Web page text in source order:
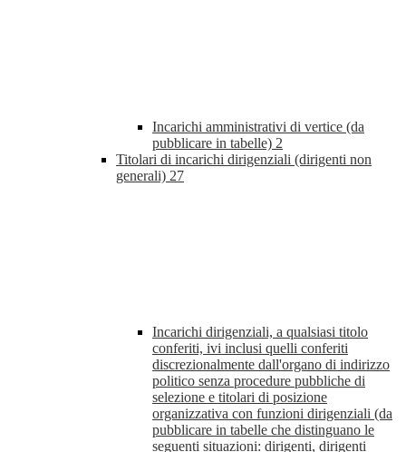
Incarichi amministrativi di vertice (da
pubblicare in tabelle) 2
Titolari di incarichi dirigenziali (dirigenti non
generali) 27
Incarichi dirigenziali, a qualsiasi titolo
conferiti, ivi inclusi quelli conferiti
discrezionalmente dall'organo di indirizzo
politico senza procedure pubbliche di
selezione e titolari di posizione
organizzativa con funzioni dirigenziali (da
pubblicare in tabelle che distinguano le
seguenti situazioni: dirigenti, dirigenti